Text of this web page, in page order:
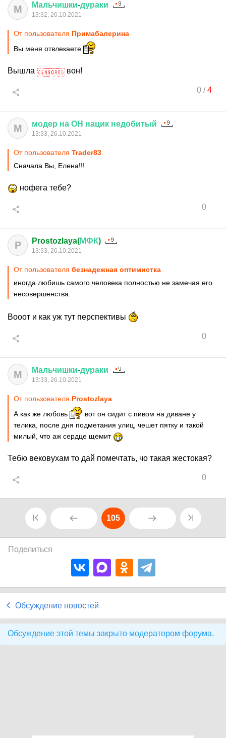
М Мальчишки-дураки
13:32, 26.10.2021
От пользователя Примaбaлерина
Вы меня отвлекаете
Вышла вон!
0/4
М модер на ОН нацик недобитый
13:33, 26.10.2021
От пользователя Trader83
Сначала Вы, Елена!!!
нофега тебе?
0
P Prostozlaya(МФК)
13:33, 26.10.2021
От пользователя безнадежная оптимистка
иногда любишь самого человека полностью не замечая его
несовершенства.
Вооот и как уж тут перспективы
0
М Мальчишки-дураки
13:33, 26.10.2021
От пользователя Prostozlaya
А как же любовь
вот он сидит с пивом на диване у
телика, после дня подметания улиц, чешет пятку и такой
милый, что аж сердце щемит
Тебю вековухам то дай помечтать, чо такая жестокая?
0
105
Поделиться
Обсуждение новостей
Обсуждение этой темы закрыто модератором форума.